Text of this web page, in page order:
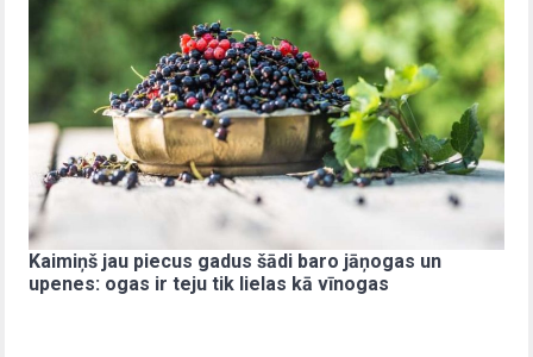
Kaimiņš jau piecus gadus šādi baro jāņogas un
upenes: ogas ir teju tik lielas kā vīnogas